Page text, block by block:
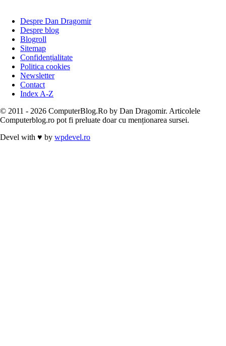
Despre Dan Dragomir
Despre blog
Blogroll
Sitemap
Confidențialitate
Politica cookies
Newsletter
Contact
Index A-Z
© 2011 - 2026 ComputerBlog.Ro by Dan Dragomir. Articolele
Computerblog.ro pot fi preluate doar cu menționarea sursei.
Devel with ♥ by wpdevel.ro